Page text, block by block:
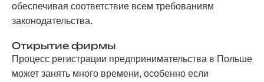
обеспечивая соответствие всем требованиям
законодательства.
Открытие фирмы
Процесс регистрации предпринимательства в Польше
может занять много времени, особенно если